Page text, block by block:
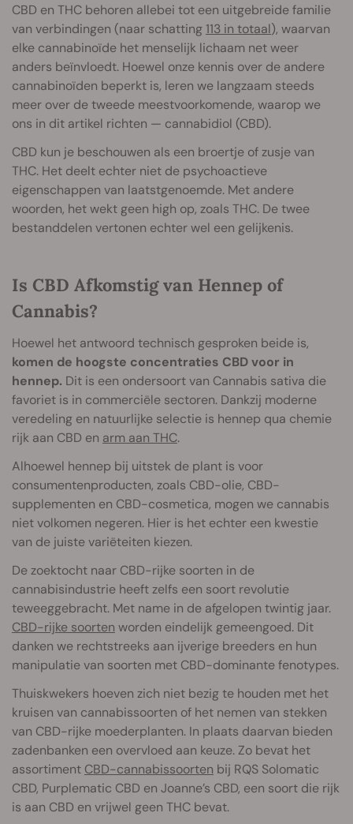
CBD en THC behoren allebei tot een uitgebreide familie
van verbindingen (naar schatting113 in totaal), waarvan
elke cannabinoïde het menselijk lichaam net weer
anders beïnvloedt. Hoewel onze kennis over de andere
cannabinoïden beperkt is, leren we langzaam steeds
meer over de tweede meestvoorkomende, waarop we
ons in dit artikel richten — cannabidiol (CBD).
CBD kun je beschouwen als een broertje of zusje van
THC. Het deelt echter niet de psychoactieve
eigenschappen van laatstgenoemde. Met andere
woorden, het wekt geen high op, zoals THC. De twee
bestanddelen vertonen echter wel een gelijkenis.
Is CBD Afkomstig van Hennep of
Cannabis?
Hoewel het antwoord technisch gesproken beide is,
komen de hoogste concentraties CBD voor in
hennep. Dit is een ondersoort van Cannabis sativa die
favoriet is in commerciële sectoren. Dankzij moderne
veredeling en natuurlijke selectie is hennep qua chemie
rijk aan CBD en arm aan THC.
Alhoewel hennep bij uitstek de plant is voor
consumentenproducten, zoals CBD-olie, CBD-
supplementen en CBD-cosmetica, mogen we cannabis
niet volkomen negeren. Hier is het echter een kwestie
van de juiste variëteiten kiezen.
De zoektocht naar CBD-rijke soorten in de
cannabisindustrie heeft zelfs een soort revolutie
teweeggebracht. Met name in de afgelopen twintig jaar.
CBD-rijke soorten worden eindelijk gemeengoed. Dit
danken we rechtstreeks aan ijverige breeders en hun
manipulatie van soorten met CBD-dominante fenotypes.
Thuiskwekers hoeven zich niet bezig te houden met het
kruisen van cannabissoorten of het nemen van stekken
van CBD-rijke moederplanten. In plaats daarvan bieden
zadenbanken een overvloed aan keuze. Zo bevat het
assortiment CBD-cannabissoorten bij RQS Solomatic
CBD, Purplematic CBD en Joanne’s CBD, een soort die rijk
is aan CBD en vrijwel geen THC bevat.